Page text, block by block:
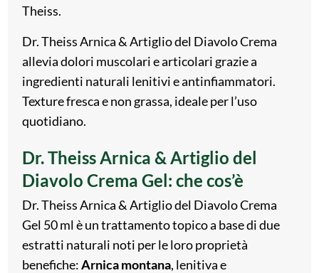
Theiss.
Dr. Theiss Arnica & Artiglio del Diavolo Crema
allevia dolori muscolari e articolari grazie a
ingredienti naturali lenitivi e antinfiammatori.
Texture fresca e non grassa, ideale per l’uso
quotidiano.
Dr. Theiss Arnica & Artiglio del
Diavolo Crema Gel: che cos’è
Dr. Theiss Arnica & Artiglio del Diavolo Crema
Gel 50 ml è un trattamento topico a base di due
estratti naturali noti per le loro proprietà
benefiche:Arnica montana, lenitiva e